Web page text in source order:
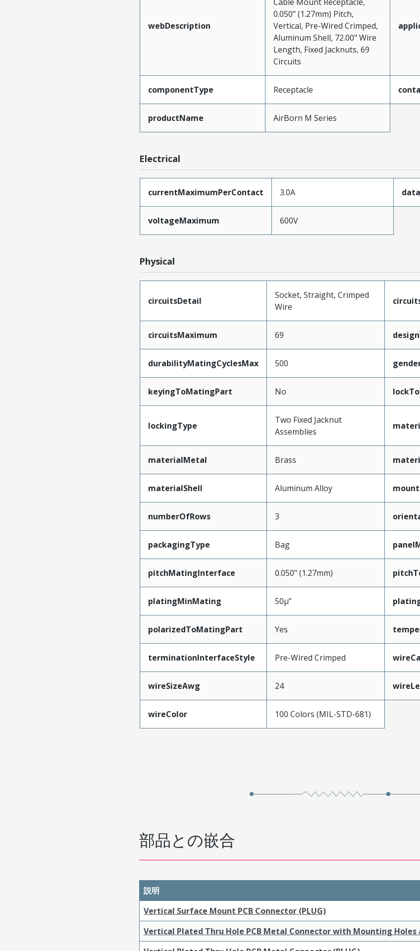
webDescription
0.050" (1.27mm) Pitch,
Vertical, Pre-Wired Crimped,
Aluminum Shell, 72.00" Wire
Length, Fixed Jacknuts, 69
Circuits
componentType Receptacle
productName AirBorn M Series
Electrical
currentMaximumPerContact 3.0A
voltageMaximum 600V
Physical
circuitsDetail
Socket, Straight, Crimped
Wire
circuitsMaximum 69
durabilityMatingCyclesMax 500
keyingToMatingPart No
lockingType
Two Fixed Jacknut
Assemblies
materialMetal Brass
materialShell Aluminum Alloy
numberOfRows 3
packagingType Bag
pitchMatingInterface 0.050" (1.27mm)
platingMinMating 50µ”
polarizedToMatingPart Yes
terminationInterfaceStyle Pre-Wired Crimped
wireSizeAwg 24
wireColor 100 Colors (MIL-STD-681)
部品との嵌合
説明
Vertical Surface Mount PCB Connector (PLUG)
Vertical Plated Thru Hole PCB Metal Connector with Mounting Holes